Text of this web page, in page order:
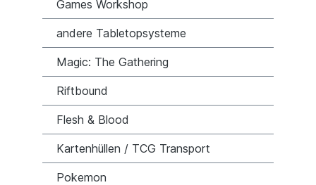
Games Workshop
andere Tabletopsysteme
Magic: The Gathering
Riftbound
Flesh & Blood
Kartenhüllen / TCG Transport
Pokemon